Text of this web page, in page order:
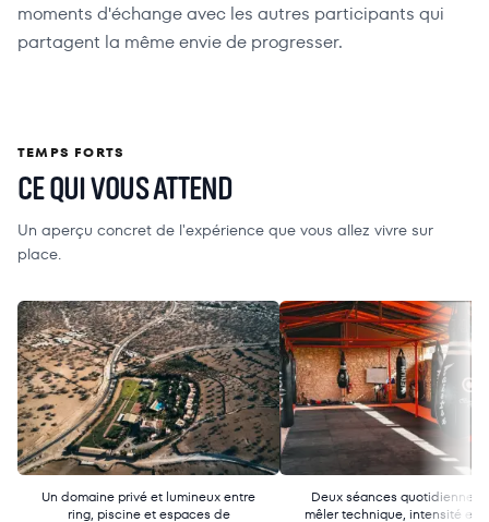
moments d'échange avec les autres participants qui
partagent la même envie de progresser.
TEMPS FORTS
CE QUI VOUS ATTEND
Un aperçu concret de l'expérience que vous allez vivre sur
place.
Un domaine privé et lumineux entre
ring, piscine et espaces de
Deux séances quotidiennes
mêler technique, intensité et